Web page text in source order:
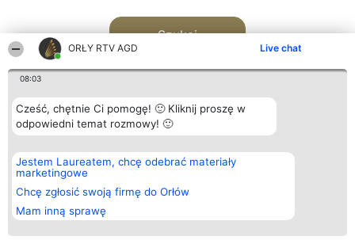
ORŁY RTV AGD Live chat
08:03
Cześć, chętnie Ci pomogę! 🙂 Kliknij proszę w
odpowiedni temat rozmowy! 🙂
Jestem Laureatem, chcę odebrać materiały
marketingowe
Chcę zgłosić swoją firmę do Orłów
Mam inną sprawę
Szukaj
Organizator plebiscytu
Bright Side Solutions sp. z o.
o. sp. k.
ul. Ruska 22
Wrocław 50-079
KRS 0000749100 | Regon
381313360 | NIP 8943132676
Plebiscyt
Laureaci
wszystkich
Laureatów
Regulamin
Kontakt
Kontakt